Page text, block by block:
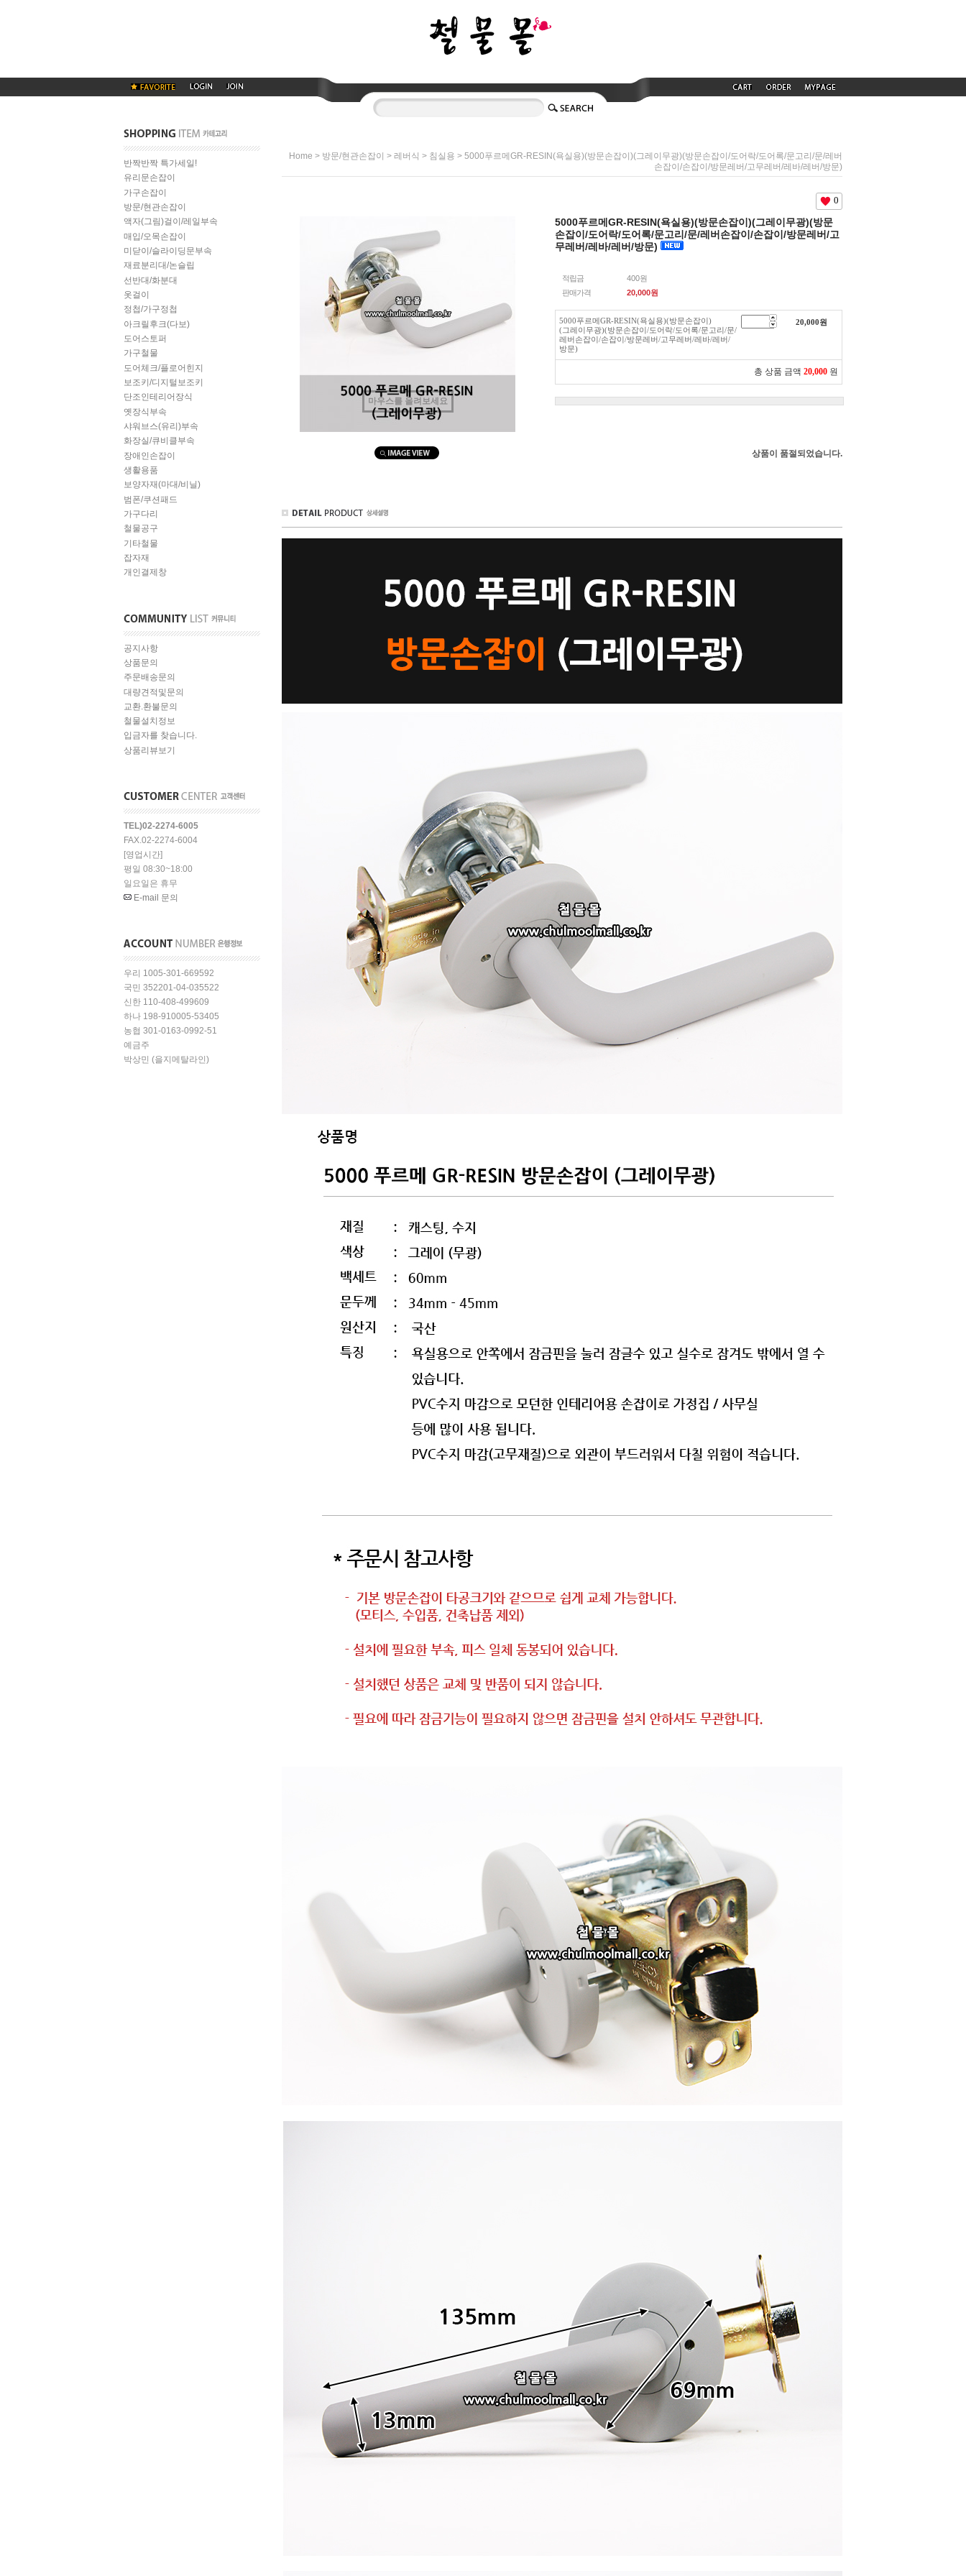
반짝반짝 특가세일!
유리문손잡이
가구손잡이
방문/현관손잡이
액자(그림)걸이/레일부속
매입/오목손잡이
미닫이/슬라이딩문부속
재료분리대/논슬립
선반대/화분대
옷걸이
정첩/가구정첩
아크릴후크(다보)
도어스토퍼
가구철물
도어체크/플로어힌지
보조키/디지털보조키
단조인테리어장식
옛장식부속
샤워브스(유리)부속
화장실/큐비클부속
장애인손잡이
생활용품
보양자재(마대/비닐)
범폰/쿠션패드
가구다리
철물공구
기타철물
잡자재
개인결제창
공지사항
상품문의
주문배송문의
대량견적및문의
교환.환불문의
철물설치정보
입금자를 찾습니다.
상품리뷰보기
TEL)02-2274-6005
FAX.02-2274-6004
[영업시간]
평일 08:30~18:00
일요일은 휴무
E-mail 문의
우리 1005-301-669592
국민 352201-04-035522
신한 110-408-499609
하나 198-910005-53405
농협 301-0163-0992-51
예금주
박상민 (을지메탈라인)
Home > 방문/현관손잡이 > 레버식 > 침실용 > 5000푸르메GR-RESIN(욕실용)(방문손잡이)(그레이무광)(방문손잡이/도어락/도어록/문고리/문/레버
손잡이/손잡이/방문레버/고무레버/레바/레버/방문)
마우스를 올려보세요
0
5000푸르메GR-RESIN(욕실용)(방문손잡이)(그레이무광)(방문
손잡이/도어락/도어록/문고리/문/레버손잡이/손잡이/방문레버/고
무레버/레바/레버/방문)
적립금
400원
판매가격
20,000원
5000푸르메GR-RESIN(욕실용)(방문손잡이)
(그레이무광)(방문손잡이/도어락/도어록/문고리/문/
레버손잡이/손잡이/방문레버/고무레버/레바/레버/
방문)
20,000원
총 상품 금액 20,000 원
상품이 품절되었습니다.